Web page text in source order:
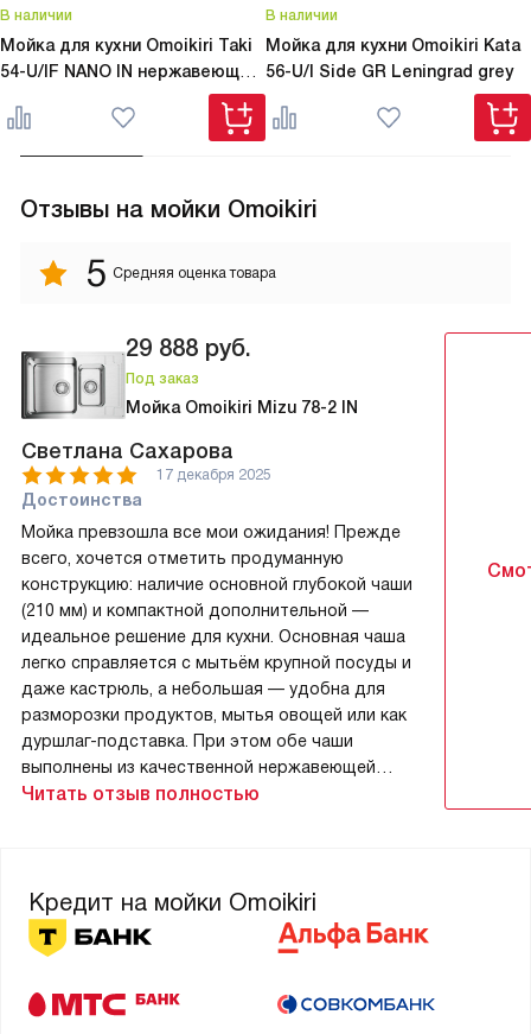
В наличии
Мойка для кухни Omoikiri Taki
54-U/IF NANO IN нержавеющая
В наличии
Мойка для кухни Omoikiri Kata
56-U/I Side GR Leningrad grey
Отзывы на мойки Omoikiri
5 Средняя оценка товара
29 888 руб.
Под заказ
Мойка Omoikiri Mizu 78-2 IN
Светлана Сахарова
17 декабря 2025
Достоинства
Мойка превзошла все мои ожидания! Прежде
всего, хочется отметить продуманную
конструкцию: наличие основной глубокой чаши
(210 мм) и компактной дополнительной —
идеальное решение для кухни. Основная чаша
легко справляется с мытьём крупной посуды и
даже кастрюль, а небольшая — удобна для
разморозки продуктов, мытья овощей или как
дуршлаг-подставка. При этом обе чаши
выполнены из качественной нержавеющей
стали толщиной 0.9 мм — материал звонкий, но
скругления (25 мм): нет острых углов, где могла
бы скапливаться грязь, всё легко моется и
выглядит стильно. Врезная установка
вырез, не шатается, не протекает, и внешний
Читать отзыв полностью
Кредит на мойки Omoikiri